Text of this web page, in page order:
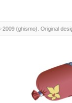
2009 (ghismo). Original